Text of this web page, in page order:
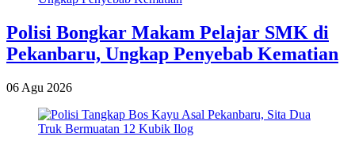
Polisi Bongkar Makam Pelajar SMK di
Pekanbaru, Ungkap Penyebab Kematian
06 Agu 2026